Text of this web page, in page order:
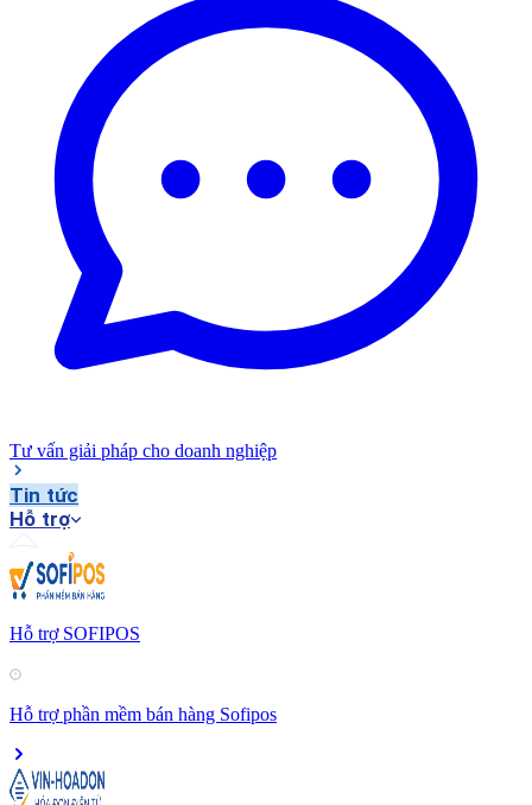
Tư vấn giải pháp cho doanh nghiệp
Tin tức
Hỗ trợ
Hỗ trợ SOFIPOS
Hỗ trợ phần mềm bán hàng Sofipos